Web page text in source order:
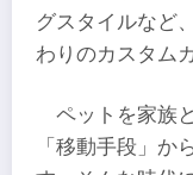
グスタイルなど
わりのカスタム
ペットを家族
「移動手段」か